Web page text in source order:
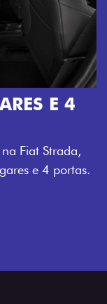
E 4
Fiat Strada,
e 4 portas.